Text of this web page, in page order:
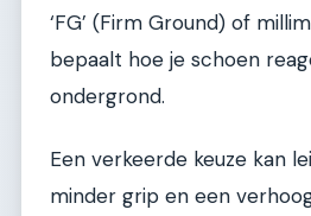
‘FG’ (Firm Ground) of
bepaalt hoe je schoen
ondergrond.
Een verkeerde keuze kan
minder grip en een